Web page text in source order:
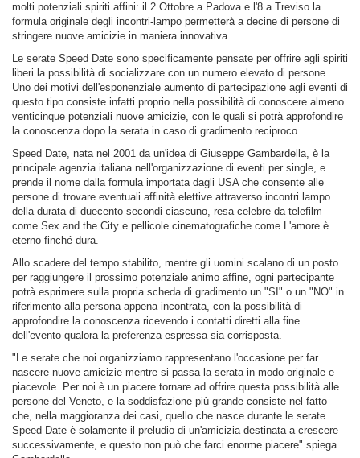
molti potenziali spiriti affini: il 2 Ottobre a Padova e l'8 a Treviso la
formula originale degli incontri-lampo permetterà a decine di persone di
stringere nuove amicizie in maniera innovativa.
Le serate Speed Date sono specificamente pensate per offrire agli spiriti
liberi la possibilità di socializzare con un numero elevato di persone.
Uno dei motivi dell'esponenziale aumento di partecipazione agli eventi di
questo tipo consiste infatti proprio nella possibilità di conoscere almeno
venticinque potenziali nuove amicizie, con le quali si potrà approfondire
la conoscenza dopo la serata in caso di gradimento reciproco.
Speed Date, nata nel 2001 da un'idea di Giuseppe Gambardella, è la
principale agenzia italiana nell'organizzazione di eventi per single, e
prende il nome dalla formula importata dagli USA che consente alle
persone di trovare eventuali affinità elettive attraverso incontri lampo
della durata di duecento secondi ciascuno, resa celebre da telefilm
come Sex and the City e pellicole cinematografiche come L'amore è
eterno finché dura.
Allo scadere del tempo stabilito, mentre gli uomini scalano di un posto
per raggiungere il prossimo potenziale animo affine, ogni partecipante
potrà esprimere sulla propria scheda di gradimento un "SI" o un "NO" in
riferimento alla persona appena incontrata, con la possibilità di
approfondire la conoscenza ricevendo i contatti diretti alla fine
dell'evento qualora la preferenza espressa sia corrisposta.
"Le serate che noi organizziamo rappresentano l'occasione per far
nascere nuove amicizie mentre si passa la serata in modo originale e
piacevole. Per noi è un piacere tornare ad offrire questa possibilità alle
persone del Veneto, e la soddisfazione più grande consiste nel fatto
che, nella maggioranza dei casi, quello che nasce durante le serate
Speed Date è solamente il preludio di un'amicizia destinata a crescere
successivamente, e questo non può che farci enorme piacere" spiega